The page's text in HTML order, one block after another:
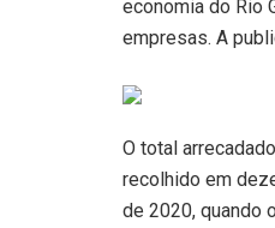
economia do Rio
empresas. A
O total
recolhido em
de 2020, quando